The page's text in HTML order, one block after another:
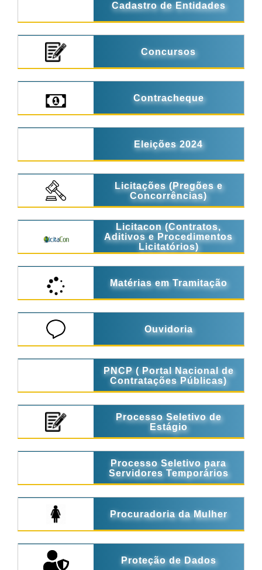
Cadastro de Entidades
Concursos
Contracheque
Eleições 2024
Licitações (Pregões e
Concorrências)
Licitacon (Contratos,
Aditivos e Procedimentos
Licitatórios)
Matérias em Tramitação
Ouvidoria
PNCP ( Portal Nacional de
Contratações Públicas)
Processo Seletivo de
Estágio
Processo Seletivo para
Servidores Temporários
Procuradoria da Mulher
Proteção de Dados